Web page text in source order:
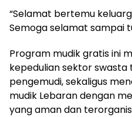
“Selamat bertemu
Semogaselamat sampai
Program mudikgratisini
kepeduliansektorswasta
pengemudi,sekaligus
mudik Lebarandengan
yangamandan